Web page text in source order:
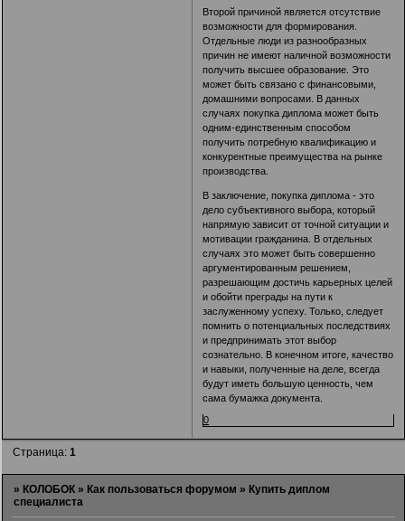
Второй причиной является отсутствие
возможности для формирования.
Отдельные люди из разнообразных
причин не имеют наличной возможности
получить высшее образование. Это
может быть связано с финансовыми,
домашними вопросами. В данных
случаях покупка диплома может быть
одним-единственным способом
получить потребную квалификацию и
конкурентные преимущества на рынке
производства.
В заключение, покупка диплома - это
дело субъективного выбора, который
напрямую зависит от точной ситуации и
мотивации гражданина. В отдельных
случаях это может быть совершенно
аргументированным решением,
разрешающим достичь карьерных целей
и обойти преграды на пути к
заслуженному успеху. Только, следует
помнить о потенциальных последствиях
и предпринимать этот выбор
сознательно. В конечном итоге, качество
и навыки, полученные на деле, всегда
будут иметь большую ценность, чем
сама бумажка документа.
0
Страница:1
» КОЛОБОК » Как пользоваться форумом » Купить диплом
специалиста